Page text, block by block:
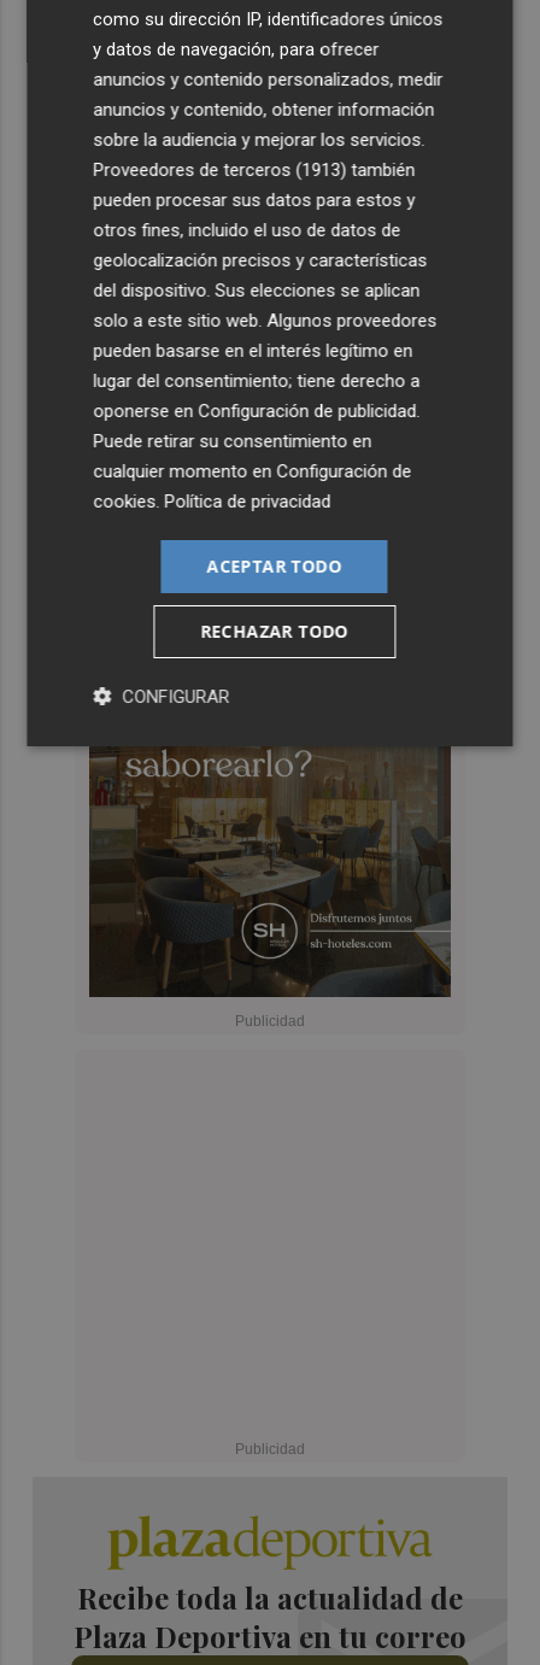
Recibe toda la actualidad de
Plaza Deportiva en tu correo
como su dirección IP, identificadores únicos
y datos de navegación, para ofrecer
anuncios y contenido personalizados, medir
anuncios y contenido, obtener información
sobre la audiencia y mejorar los servicios.
Proveedores de terceros (1913) también
pueden procesar sus datos para estos y
otros fines, incluido el uso de datos de
geolocalización precisos y características
del dispositivo. Sus elecciones se aplican
solo a este sitio web. Algunos proveedores
pueden basarse en el interés legítimo en
lugar del consentimiento; tiene derecho a
oponerse enConfiguración de publicidad
Puede retirar su consentimiento en
cualquier momento enConfiguración de
cookies .Política de privacidad
ACEPTAR TODO
RECHAZAR TODO
CONFIGURAR